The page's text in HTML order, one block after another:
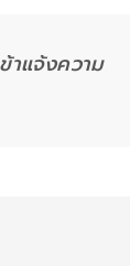
าแจ้งความ